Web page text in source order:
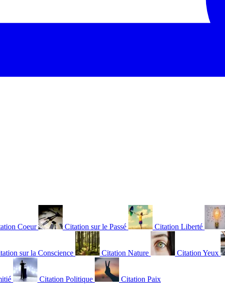
Coeur Citation sur le Passé Citation Liberté
sur la Conscience Citation Nature Citation Yeux
Citation Politique Citation Paix